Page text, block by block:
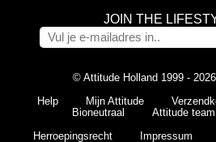
JOIN THE
© Attitude Holland 1999 - 2026
Help
Mijn Attitude
Bioneutraal
Attitude team
Herroepingsrecht
Impressum